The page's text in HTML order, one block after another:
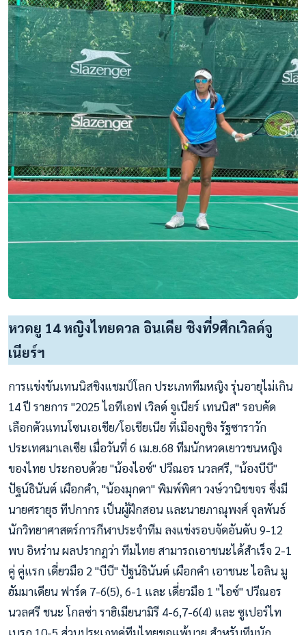
หวดยู 14 หญิงไทยดวล อินเดีย ชิงที่9ศึกเวิลด์จู
เนียร์ฯ
การแข่งขันเทนนิสชิงแชมป์โลก ประเภททีมหญิง รุ่นอายุไม่เกิน
14 ปี รายการ "2025 ไอทีเอฟ เวิลด์ จูเนียร์ เทนนิส" รอบคัด
เลือกตัวแทนโซนเอเชีย/โอเชียเนีย ที่เมืองกูชิง รัฐซาราวัก
ประเทศมาเลเซีย เมื่อวันที่ 6 เม.ย.68 ทีมนักหวดเยาวชนหญิง
ของไทย ประกอบด้วย "น้องไอซ์" ปวีณอร นวลศรี, "น้องบีบี"
ปัฐน์ธินันต์ เผือกคำ, "น้องมุกดา" พิมพ์พิศา วงษ์วานิชขจร ซึ่งมี
นายศรายุธ ทีปกากร เป็นผู้ฝึกสอน และนายภาณุพงศ์ จุลพันธ์
นักวิทยาศาสตร์การกีฬาประจำทีม ลงแข่งรอบจัดอันดับ 9-12
พบ อิหร่าน ผลปรากฎว่า ทีมไทย สามารถเอาชนะได้สำเร็จ 2-1
คู่ คู่แรก เดี่ยวมือ 2 "บีบี" ปัฐน์ธินันต์ เผือกคำ เอาชนะ ไอลิน มู
ฮัมมาเดียน ฟาร์ด 7-6(5), 6-1 และ เดี่ยวมือ 1 "ไอซ์" ปวีณอร
นวลศรี ชนะ โกลซ่า ราฮิเมียนามิรี 4-6,7-6(4) และ ซูเปอร์ไท